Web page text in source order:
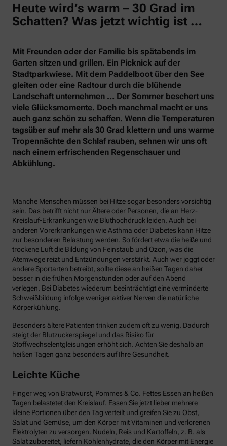
Heute wird’s warm – 30 Grad im
Schatten? Was jetzt wichtig ist …
Mit Freunden oder der Familie bis spätabends im
Garten sitzen und grillen. Ein Picknick auf der
Stadtparkwiese. Mit dem Paddelboot über den See
gleiten oder eine Radtour durch die blühende
Landschaft unternehmen … Der Sommer beschert uns
viele Glücksmomente. Doch manchmal macht er uns
auch ganz schön zu schaffen. Wenn die Temperaturen
tagsüber auf mehr als 30 Grad klettern und uns warme
Tropennächte den Schlaf rauben, sehnen wir uns oft
nach einem erfrischenden Regenschauer und
Abkühlung.
Manche Menschen müssen bei Hitze sogar besonders vorsichtig
sein. Das betrifft nicht nur Ältere oder Personen, die an Herz-
Kreislauf-Erkrankungen wie Bluthochdruck leiden. Auch bei
anderen Vorerkrankungen wie Asthma oder Diabetes kann Hitze
zur besonderen Belastung werden. So fördert etwa die heiße und
trockene Luft die Bildung von Feinstaub und Ozon, was die
Atemwege reizt und Entzündungen verstärkt. Auch wer joggt oder
andere Sportarten betreibt, sollte diese an heißen Tagen daher
besser in die frühen Morgenstunden oder auf den Abend
verlegen. Bei Diabetes wiederum beeinträchtigt eine verminderte
Schweißbildung infolge weniger aktiver Nerven die natürliche
Körperkühlung.
Besonders ältere Patienten trinken zudem oft zu wenig. Dadurch
steigt der Blutzuckerspiegel und das Risiko für
Stoffwechselentgleisungen erhöht sich. Achten Sie deshalb an
heißen Tagen ganz besonders auf Ihre Gesundheit.
Leichte Küche
Finger weg von Bratwurst, Pommes & Co. Fettes Essen an heißen
Tagen belastetet den Kreislauf. Essen Sie jetzt lieber mehrere
kleine Portionen über den Tag verteilt und greifen Sie zu Obst,
Salat und Gemüse, um den Körper mit Vitaminen und verlorenen
Elektrolyten zu versorgen. Nudeln, Reis und Kartoffeln, z. B. als
Salat zubereitet, liefern Kohlenhydrate, die den Körper mit Energie